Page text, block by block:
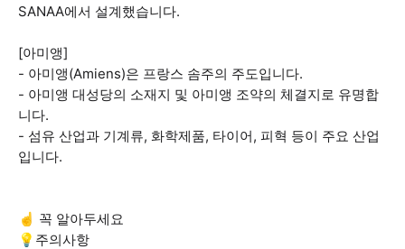
SANAA에서 설계했습니다.
[아미앵]
- 아미앵(Amiens)은 프랑스 솜주의 주도입니다.
- 아미앵 대성당의 소재지 및 아미앵 조약의 체결지로 유명합
니다.
- 섬유 산업과 기계류, 화학제품, 타이어, 피혁 등이 주요 산업
입니다.
☝️ 꼭 알아두세요
💡주의사항